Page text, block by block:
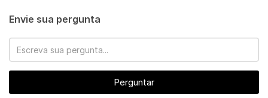
Envie sua pergunta
Perguntar